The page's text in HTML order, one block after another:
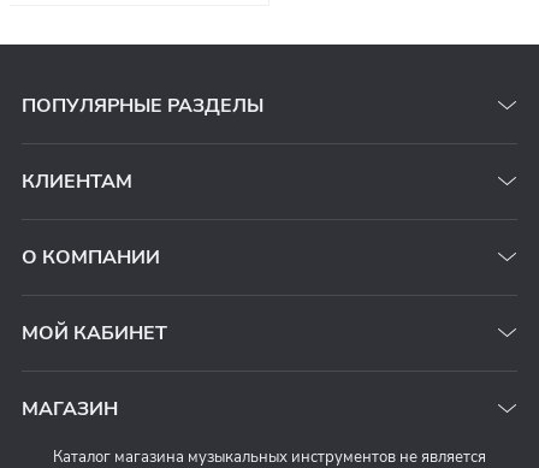
ПОПУЛЯРНЫЕ РАЗДЕЛЫ
КЛИЕНТАМ
О КОМПАНИИ
МОЙ КАБИНЕТ
МАГАЗИН
Каталог магазина музыкальных инструментов не является